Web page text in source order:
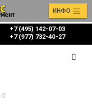
+7 (495) 142-07-03
‎‎+7 (977) 732-40-27
ИНФО